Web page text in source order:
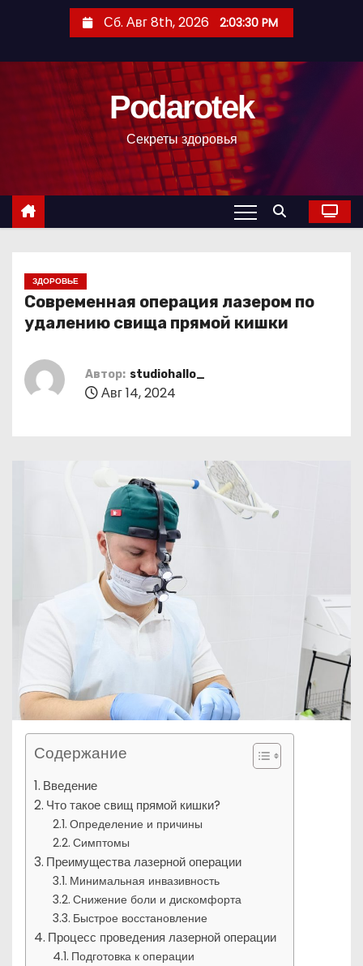
с
Сб. Авг 8th, 2026 2:03:31 PM
Podarotek
Секреты здоровья
ЗДОРОВЬЕ
Современная операция лазером по
удалению свища прямой кишки
Автор: studiohallo_
Авг 14, 2024
Содержание
Введение
Что такое свищ прямой кишки?
Определение и причины
Симптомы
Преимущества лазерной операции
Минимальная инвазивность
Снижение боли и дискомфорта
Быстрое восстановление
Процесс проведения лазерной операции
Подготовка к операции